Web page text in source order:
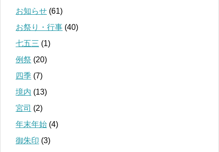
お知らせ (61)
お祭り・行事 (40)
七五三 (1)
例祭 (20)
四季 (7)
境内 (13)
宮司 (2)
年末年始 (4)
御朱印 (3)